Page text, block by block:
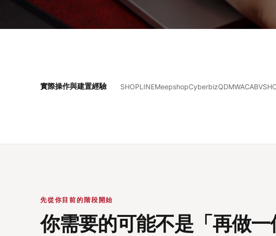
實際操作與建置經驗 SHOPLINEMeepshopCyberbizQDMWACA
先從你目前的階段開始
你需要的可能不是「再做